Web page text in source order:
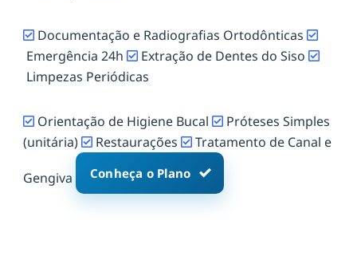
Documentação e Radiografias Ortodônticas
Emergência 24h
Extração de Dentes do Siso
Limpezas Periódicas
Orientação de Higiene Bucal
Próteses Simples
(unitária)
Restaurações Tratamento de Canal e
Gengiva Conheça o Plano